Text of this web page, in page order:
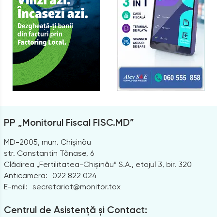
PP „Monitorul Fiscal FISC.MD”
MD-2005, mun. Chișinău
str. Constantin Tănase, 6
Clădirea „Fertilitatea-Chișinău” S.A., etajul 3, bir. 320
Anticamera:
022 822 024
E-mail: secretariat@monitor.tax
Centrul de Asistență și Contact: